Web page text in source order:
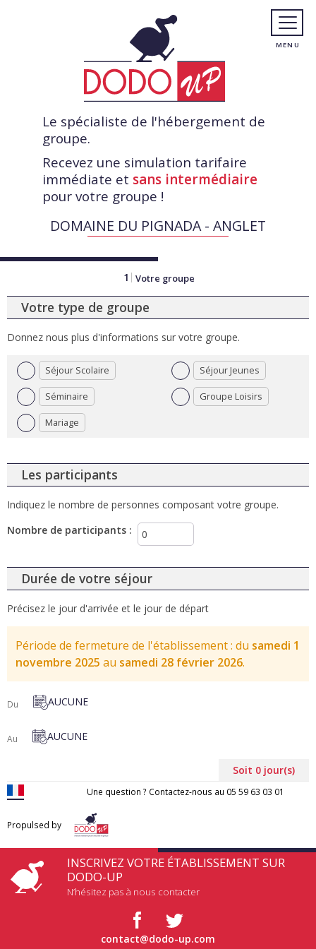
Le spécialiste de l'hébergement de
groupe.
Recevez une simulation tarifaire
immédiate et sans intermédiaire
pour votre groupe !
DOMAINE DU PIGNADA - ANGLET
1 Votre groupe
Votre type de groupe
Donnez nous plus d'informations sur votre groupe.
Séjour Scolaire Séjour Jeunes
Séminaire Groupe Loisirs
Mariage
Les participants
Indiquez le nombre de personnes composant votre groupe.
Nombre de participants :
Durée de votre séjour
Précisez le jour d'arrivée et le jour de départ
Période de fermeture de l'établissement: du samedi 1
novembre 2025 au samedi 28 février 2026.
Du AUCUNE
Au AUCUNE
Soit 0 jour(s)
Une question ? Contactez-nous au 05 59 63 03 01
Propulsed by
INSCRIVEZ VOTRE ÉTABLISSEMENT SUR
DODO-UP
N’hésitez pas à nous contacter
contact@dodo-up.com